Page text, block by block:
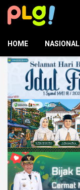
HOME NASIONAL